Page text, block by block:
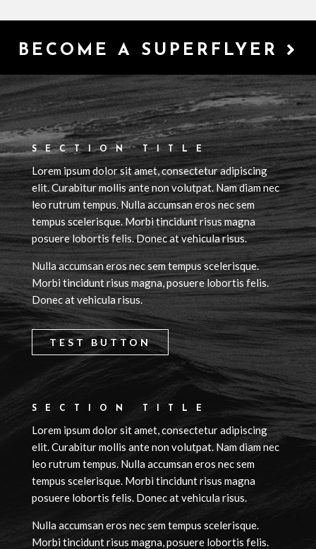
BECOME A SUPERFLYER
SECTION TITLE
Lorem ipsum dolor sit amet, consectetur adipiscing
elit. Curabitur mollis ante non volutpat. Nam diam nec
leo rutrum tempus. Nulla accumsan eros nec sem
tempus scelerisque. Morbi tincidunt risus magna
posuere lobortis felis. Donec at vehicula risus.
Nulla accumsan eros nec sem tempus scelerisque.
Morbi tincidunt risus magna, posuere lobortis felis.
Donec at vehicula risus.
TEST BUTTON
SECTION TITLE
Lorem ipsum dolor sit amet, consectetur adipiscing
elit. Curabitur mollis ante non volutpat. Nam diam nec
leo rutrum tempus. Nulla accumsan eros nec sem
tempus scelerisque. Morbi tincidunt risus magna
posuere lobortis felis. Donec at vehicula risus.
Nulla accumsan eros nec sem tempus scelerisque.
Morbi tincidunt risus magna, posuere lobortis felis.